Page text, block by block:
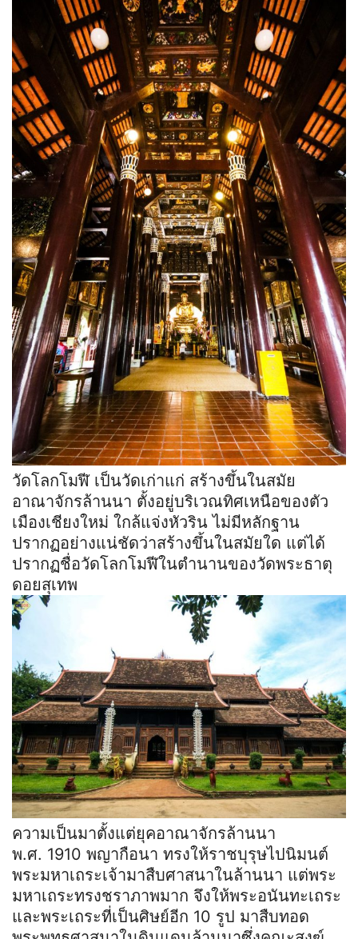
วัดโลกโมฬี เป็นวัดเก่าแก่ สร้างขึ้นในสมัย
อาณาจักรล้านนา ตั้งอยู่บริเวณทิศเหนือของตัว
เมืองเชียงใหม่ ใกล้แจ่งหัวริน ไม่มีหลักฐาน
ปรากฏอย่างแน่ชัดว่าสร้างขึ้นในสมัยใด แต่ได้
ปรากฏชื่อวัดโลกโมฬีในตำนานของวัดพระธาตุ
ดอยสุเทพ
ความเป็นมาตั้งแต่ยุคอาณาจักรล้านนา
พ.ศ. 1910 พญากือนา ทรงให้ราชบุรุษไปนิมนต์
พระมหาเถระเจ้ามาสืบศาสนาในล้านนา แต่พระ
มหาเถระทรงชราภาพมาก จึงให้พระอนันทะเถระ
และพระเถระที่เป็นศิษย์อีก 10 รูป มาสืบทอด